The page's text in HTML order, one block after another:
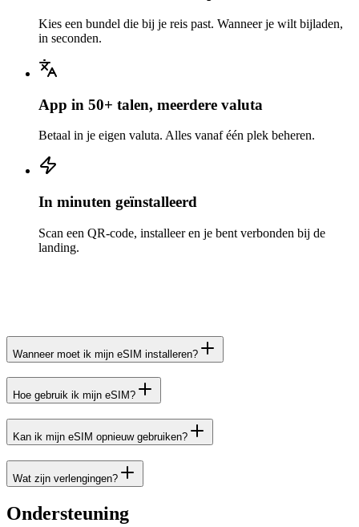
Kies een bundel die bij je reis past. Wanneer je wilt bijladen,
in seconden.
App in 50+ talen, meerdere valuta
Betaal in je eigen valuta. Alles vanaf één plek beheren.
In minuten geïnstalleerd
Scan een QR-code, installeer en je bent verbonden bij de
landing.
Wanneer moet ik mijn eSIM installeren?
Hoe gebruik ik mijn eSIM?
Kan ik mijn eSIM opnieuw gebruiken?
Wat zijn verlengingen?
Ondersteuning